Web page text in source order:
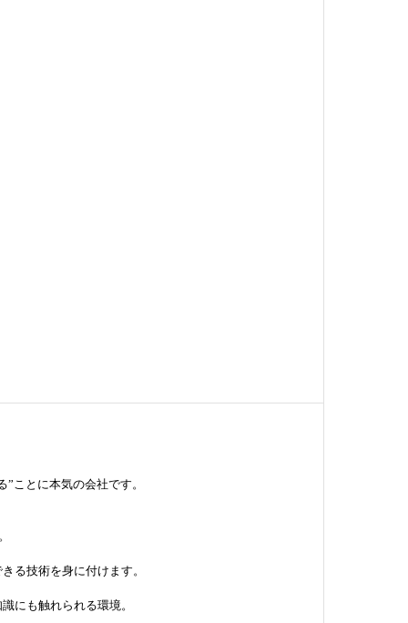
ことに本気の会社です。
る技術を身に付けます。
にも触れられる環境。